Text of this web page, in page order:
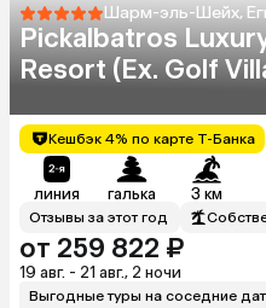
Шарм-эль-Шейх,
Pickalbatros
Resort (Ex. Golf
Кешбэк 4% по карте Т-Банка
линия галька 3 км
Отзывы за этот год
от 259 822 ₽
19 авг. - 21 авг., 2 ночи
Выгодные туры на соседние